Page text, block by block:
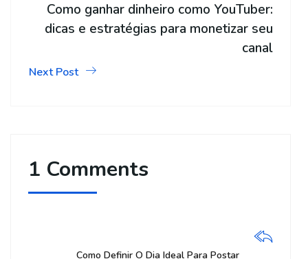
Como ganhar dinheiro como YouTuber:
dicas e estratégias para monetizar seu
canal
Next Post
1 Comments
Como Definir O Dia Ideal Para Postar